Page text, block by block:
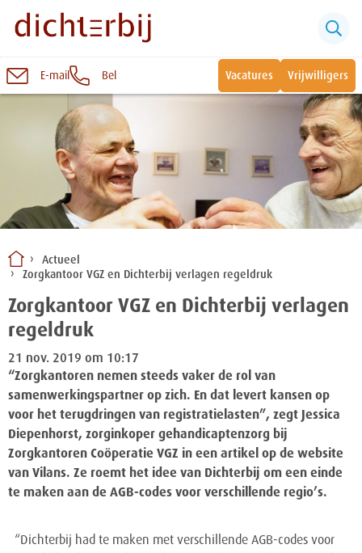
Naar
E-mail Bel Vacatures Vrijwilligers
Actueel
Zorgkantoor VGZ en Dichterbij verlagen regeldruk
Zorgkantoor VGZ en Dichterbij verlagen
regeldruk
21 nov. 2019 om 10:17
“Zorgkantoren nemen steeds vaker de rol van
samenwerkingspartner op zich. En dat levert kansen op
voor het terugdringen van registratielasten”, zegt Jessica
Diepenhorst, zorginkoper gehandicaptenzorg bij
Zorgkantoren Coöperatie VGZ in een artikel op de website
van Vilans. Ze roemt het idee van Dichterbij om een einde
te maken aan de AGB-codes voor verschillende regio’s.
“Dichterbij had te maken met verschillende AGB-codes voor
Sluiten
Snel naar:
Wonen bij Dichterbij
Vrije dagbestedingsplekken